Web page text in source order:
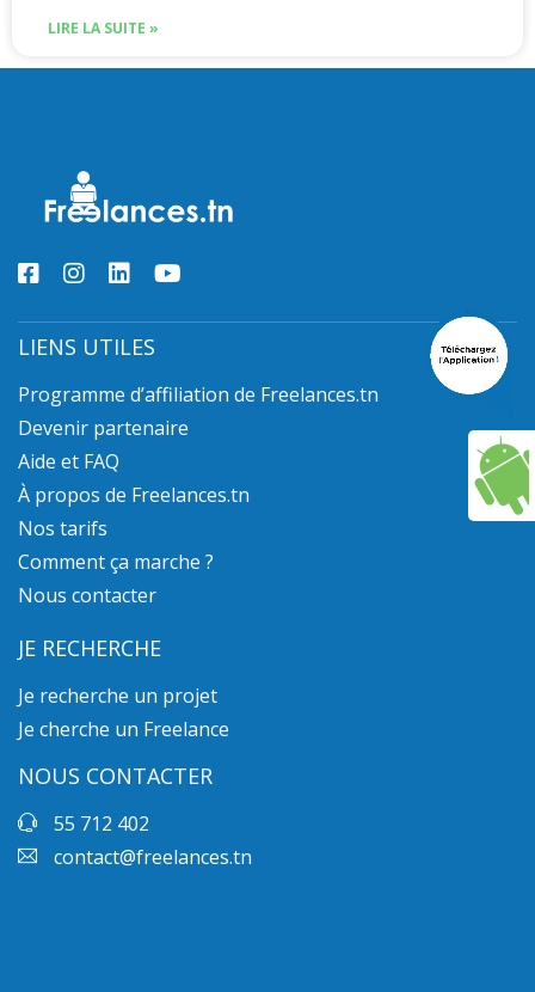
LIRE LA SUITE »
LIENS UTILES
Programme d’affiliation de Freelances.tn
Devenir partenaire
Aide et FAQ
À propos de Freelances.tn
Nos tarifs
Comment ça marche ?
Nous contacter
JE RECHERCHE
Je recherche un projet
Je cherche un Freelance
NOUS CONTACTER
55 712 402
contact@freelances.tn